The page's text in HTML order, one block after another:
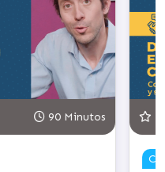
90 Minutos 5.0